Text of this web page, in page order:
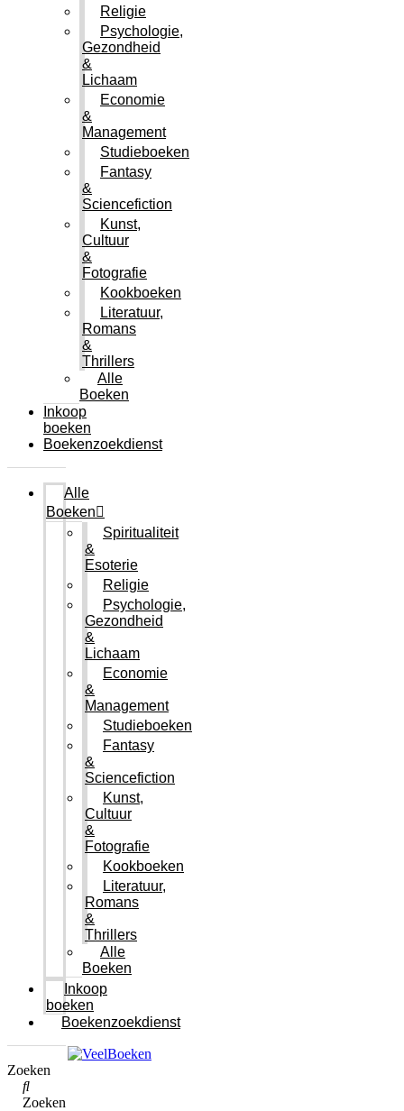
Religie
Psychologie,
Gezondheid
&
Lichaam
Economie
&
Management
Studieboeken
Fantasy
&
Sciencefiction
Kunst,
Cultuur
&
Fotografie
Kookboeken
Literatuur,
Romans
&
Thrillers
Alle
Boeken
Inkoop
boeken
Boekenzoekdienst
Alle
Boeken
Spiritualiteit
&
Esoterie
Religie
Psychologie,
Gezondheid
&
Lichaam
Economie
&
Management
Studieboeken
Fantasy
&
Sciencefiction
Kunst,
Cultuur
&
Fotografie
Kookboeken
Literatuur,
Romans
&
Thrillers
Alle
Boeken
Inkoop
boeken
Boekenzoekdienst
Zoeken
Zoeken